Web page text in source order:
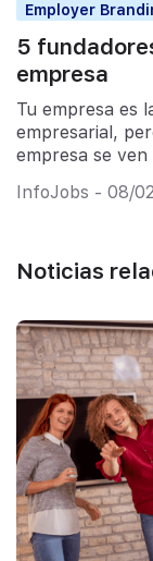
Employer
5
empresa
Tu empresa es
empresarial,
empresa se ven
InfoJobs - 08/
Noticias